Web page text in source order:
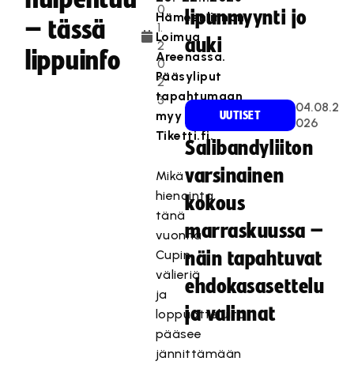
– tässä
lippuinfo
0
1.
2
0
2
3
Hämeenlinnan
Loimua
Areenassa.
Pääsyliput
tapahtumaan
myy
Tiketti.fi.
Mikä
hienointa,
tänä
vuonna
Cupin
välieriä
ja
loppuotteluita
pääsee
jännittämään
lipunmyynti jo
auki
UUTISET
04.08.2
026
Salibandyliiton
varsinainen
kokous
marraskuussa –
näin tapahtuvat
ehdokasasettelu
ja valinnat